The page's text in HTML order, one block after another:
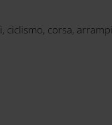
ciclismo, corsa,